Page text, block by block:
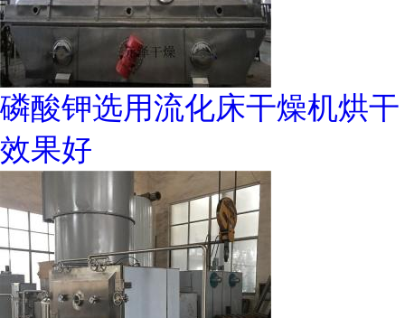
磷酸钾选用流化床干燥机烘干
效果好